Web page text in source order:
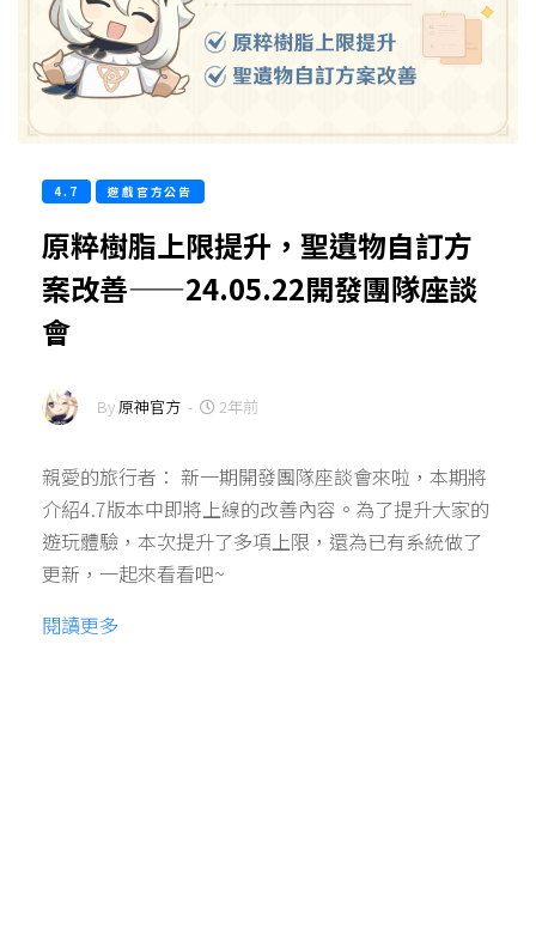
4.7 遊戲官方公告
原粹樹脂上限提升，聖遺物自訂方
案改善——24.05.22開發團隊座談
會
By原神官方 - 2年前
親愛的旅行者： 新一期開發團隊座談會來啦，本期將
介紹4.7版本中即將上線的改善內容。為了提升大家的
遊玩體驗，本次提升了多項上限，還為已有系統做了
更新，一起來看看吧~
閱讀更多